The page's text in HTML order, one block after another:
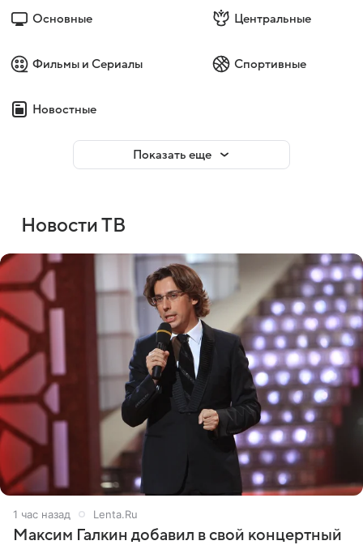
Основные Центральные
Фильмы и Сериалы Спортивные
Новостные
Показать еще
Новости ТВ
1 час назад Lenta.Ru
Максим Галкин добавил в свой концертный